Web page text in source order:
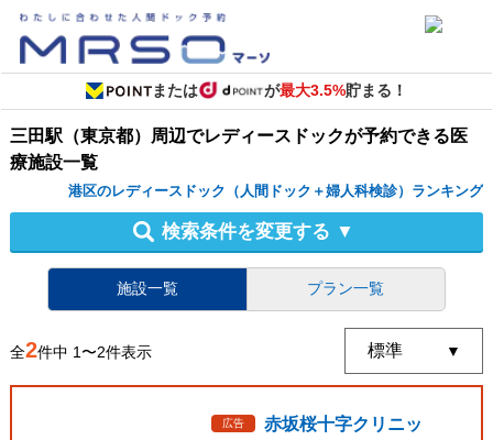
または が最大3.5%貯まる！
三田駅（東京都）周辺でレディースドックが予約できる医
療施設一覧
港区のレディースドック（人間ドック＋婦人科検診）ランキング
検索条件を変更する ▼
施設一覧 プラン一覧
全2件中 1〜2件表示
広告
赤坂桜十字クリニッ